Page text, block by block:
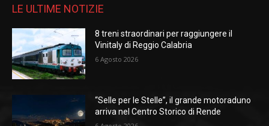
LE ULTIME NOTIZIE
8 treni straordinari per raggiungere il
Vinitaly di Reggio Calabria
6 Agosto 2026
“Selle per le Stelle”, il grande motoraduno
arriva nel Centro Storico di Rende